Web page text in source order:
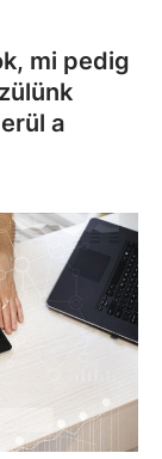
mi pedig
a